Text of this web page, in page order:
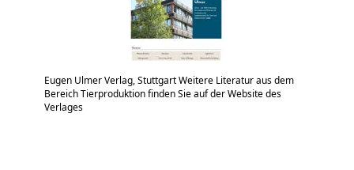
Eugen Ulmer Verlag, Stuttgart Weitere Literatur aus dem
Bereich Tierproduktion finden Sie auf der Website des
Verlages